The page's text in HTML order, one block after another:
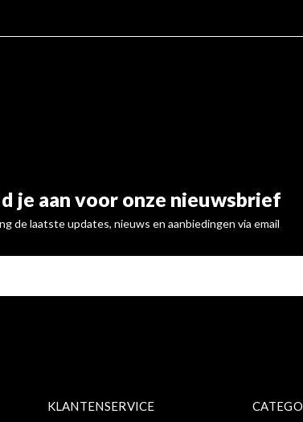
je aan voor onze nieuwsbrief
de laatste updates, nieuws en aanbiedingen via email
KLANTENSERVICE